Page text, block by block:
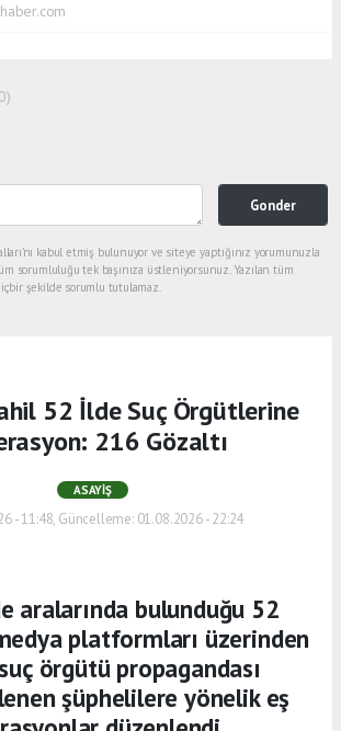
Gonder
kabul etmiş bulunuyor ve siteye yaptığınız yorumunuzla
sorumluluğu tek başınıza üstleniyorsunuz. Yazılan tüm
şekilde sorumlu tutulamaz.
52 İlde Suç Örgütlerine
216 Gözaltı
ASAYIŞ
- 11:48, Güncelleme: 01.08.2026 - 22:24
aralarında bulunduğu 52
platformları üzerinden
örgütü propagandası
şüphelilere yönelik eş